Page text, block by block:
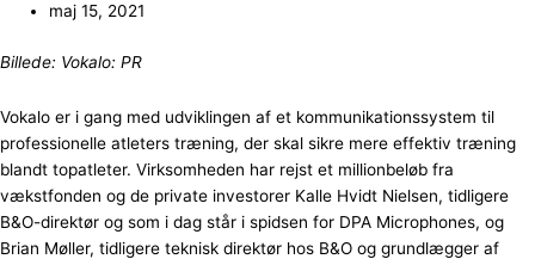
maj 15, 2021
Billede: Vokalo: PR
Vokalo er i gang med udviklingen af et kommunikationssystem til
professionelle atleters træning, der skal sikre mere effektiv træning
blandt topatleter. Virksomheden har rejst et millionbeløb fra
vækstfonden og de private investorer Kalle Hvidt Nielsen, tidligere
B&O-direktør og som i dag står i spidsen for DPA Microphones, og
Brian Møller, tidligere teknisk direktør hos B&O og grundlægger af